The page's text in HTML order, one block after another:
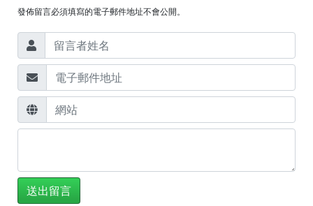
發佈留言必須填寫的電子郵件地址不會公開。